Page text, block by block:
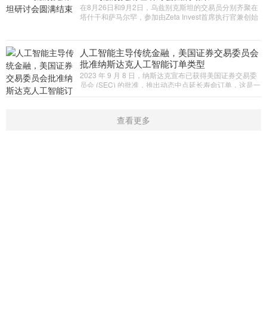
在8月26日和9月2日，乌兹别克斯坦的交易员分别齐聚在
塔什干和萨马尔罕，参加由Zeta Invest首席执行官兼创始
人工智能主导传统金融，美国证券交易委员会
批准纳斯达克人工智能订单类型
2023 年 9 月 8 日，纳斯达克宣布已获得美国证券交易委
员会 (SEC) 的批准，推出动态中点延长寿命订单，这是一
查看更多